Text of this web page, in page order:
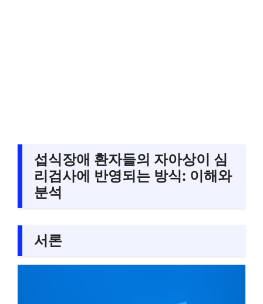
섭식장애 환자들의 자아상이 심
리검사에 반영되는 방식: 이해와
분석
서론